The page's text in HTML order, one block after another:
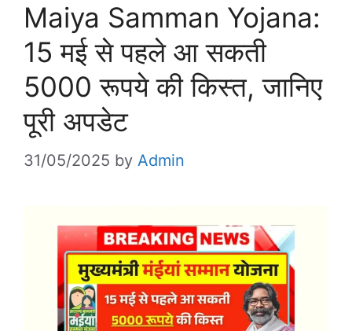
Maiya Samman Yojana:
15 मई से पहले आ सकती
5000 रूपये की किस्त, जानिए
पूरी अपडेट
31/05/2025 by Admin